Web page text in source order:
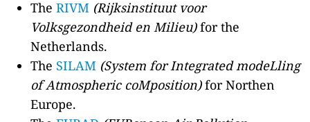
TheRIVM (Rijksinstituut voor
Volksgezondheid en Milieu)for the
Netherlands.
The SILAM (System for Integrated modeLling
of Atmospheric coMposition)for Northen
Europe.